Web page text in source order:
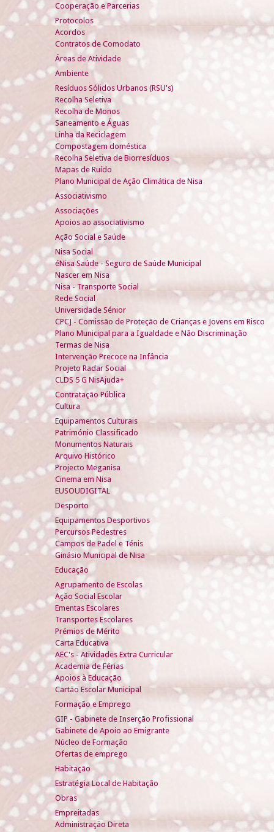
Cooperação e Parcerias
Protocolos
Acordos
Contratos de Comodato
Áreas de Atividade
Ambiente
Resíduos Sólidos Urbanos (RSU's)
Recolha Seletiva
Recolha de Monos
Saneamento e Águas
Linha da Reciclagem
Compostagem doméstica
Recolha Seletiva de Biorresíduos
Mapas de Ruído
Plano Municipal de Ação Climática de Nisa
Associativismo
Associações
Apoios ao associativismo
Ação Social e Saúde
Nisa Social
éNisa Saúde - Seguro de Saúde Municipal
Nascer em Nisa
Nisa - Transporte Social
Rede Social
Universidade Sénior
CPCJ - Comissão de Proteção de Crianças e Jovens em Risco
Plano Municipal para a Igualdade e Não Discriminação
Termas de Nisa
Intervenção Precoce na Infância
Projeto Radar Social
CLDS 5 G NisAjuda+
Contratação Pública
Cultura
Equipamentos Culturais
Património Classificado
Monumentos Naturais
Arquivo Histórico
Projecto Meganisa
Cinema em Nisa
EUSOUDIGITAL
Desporto
Equipamentos Desportivos
Percursos Pedestres
Campos de Padel e Ténis
Ginásio Municipal de Nisa
Educação
Agrupamento de Escolas
Ação Social Escolar
Ementas Escolares
Transportes Escolares
Prémios de Mérito
Carta Educativa
AEC's - Atividades Extra Curricular
Academia de Férias
Apoios à Educação
Cartão Escolar Municipal
Formação e Emprego
GIP - Gabinete de Inserção Profissional
Gabinete de Apoio ao Emigrante
Núcleo de Formação
Ofertas de emprego
Habitação
Estratégia Local de Habitação
Obras
Empreitadas
Administração Direta